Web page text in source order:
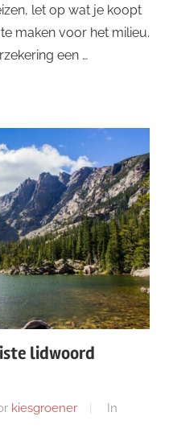
let op wat je koopt
maken voor het milieu.
een …
lidwoord
kiesgroener
In